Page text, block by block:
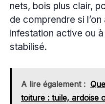
nets, bois plus clair,
de comprendre si
infestation active ou
stabilisé.
A lire également :
toiture : tuile, ardoise